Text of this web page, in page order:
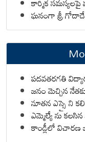
ఘనంగా శ్రీ
పదవతరగతి
జనం మెచ్చిన
నూతన ఎస్సై ని
ఎమ్మెల్యే ను
కాండ్లీలో విచారణ